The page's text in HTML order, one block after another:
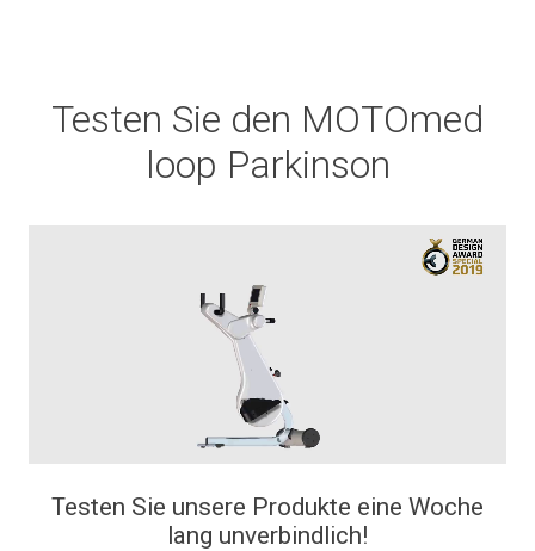
Testen Sie den MOTOmed
loop Parkinson
Testen Sie unsere Produkte eine Woche
lang unverbindlich!